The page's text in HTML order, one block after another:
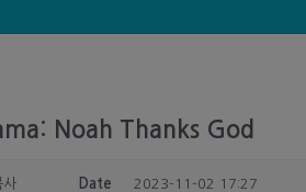
Noah Thanks God
사 Date 2023-11-02 17:27